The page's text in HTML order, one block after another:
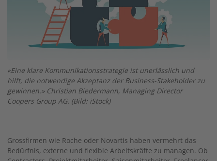
«Eine klare Kommunikations­strategie ist unerlässlich und
hilft, die notwendige Akzeptanz der Business-Stakeholder zu
gewinnen.» Christian Biedermann, Managing Director
Coopers Group AG. (Bild: iStock)
Grossfirmen wie Roche oder Novartis haben vermehrt das
Bedürfnis, externe und flexible Arbeitskräfte zu managen. Ob